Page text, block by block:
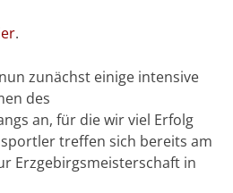
.
zunächst einige intensive
des
an, für die wir viel Erfolg
treffen sich bereits am
Erzgebirgsmeisterschaft in